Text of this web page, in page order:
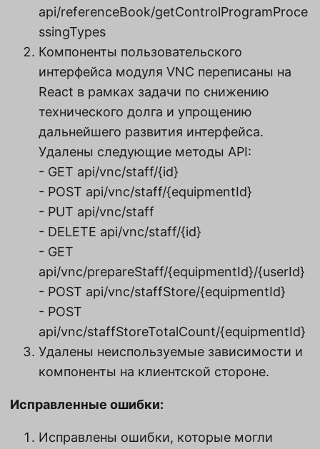
api/referenceBook/getControlProgramProce
ssingTypes
Компоненты пользовательского
интерфейса модуля VNC переписаны на
React в рамках задачи по снижению
технического долга и упрощению
дальнейшего развития интерфейса.
Удалены следующие методы API:
- GET api/vnc/staff/{id}
- POST api/vnc/staff/{equipmentId}
- PUT api/vnc/staff
- DELETE api/vnc/staff/{id}
- GET
api/vnc/prepareStaff/{equipmentId}/{userId}
- POST api/vnc/staffStore/{equipmentId}
- POST
api/vnc/staffStoreTotalCount/{equipmentId}
Удалены неиспользуемые зависимости и
компоненты на клиентской стороне.
Исправленные ошибки:
Исправлены ошибки, которые могли